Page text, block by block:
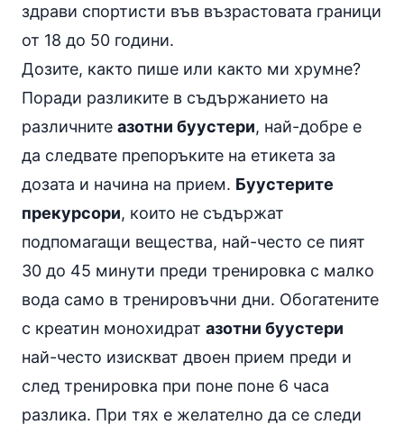
здрави спортисти във възрастовата граници
от 18 до 50 години.
Дозите, както пише или както ми хрумне?
Поради разликите в съдържанието на
различните азотни буустери, най-добре е
да следвате препоръките на етикета за
дозата и начина на прием. Буустерите
прекурсори, които не съдържат
подпомагащи вещества, най-често се пият
30 до 45 минути преди тренировка с малко
вода само в тренировъчни дни. Обогатените
с креатин монохидрат азотни буустери
най-често изискват двоен прием преди и
след тренировка при поне поне 6 часа
разлика. При тях е желателно да се следи